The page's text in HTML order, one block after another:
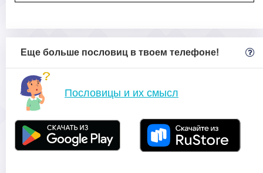
Еще больше пословиц в твоем телефоне!
Пословицы и их смысл